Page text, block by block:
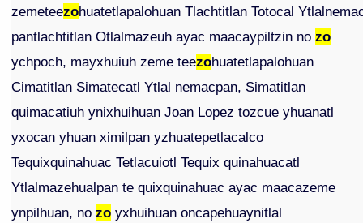
zemeteezohuatetlapalohuan Tlachtitlan Totocal
pantlachtitlan Otlalmazeuh ayac maacaypiltzin nozo
ychpoch, mayxhuiuh zeme teezohuatetlapalohuan
Cimatitlan Simatecatl Ytlal nemacpan, Simatitlan
quimacatiuh ynixhuihuan Joan Lopez tozcue yhuanatl
yxocan yhuan ximilpan yzhuatepetlacalco
Tequixquinahuac Tetlacuiotl Tequix quinahuacatl
Ytlalmazehualpan te quixquinahuac ayac maacazeme
ynpilhuan, nozo yxhuihuan oncapehuaynitlal